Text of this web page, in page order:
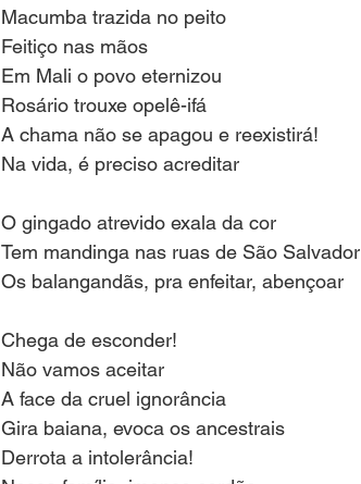
Macumba trazida no peito
Feitiço nas mãos
Em Mali o povo eternizou
Rosário trouxe opelê-ifá
A chama não se apagou e reexistirá!
Na vida, é preciso acreditar
O gingado atrevido exala da cor
Tem mandinga nas ruas de São Salvador
Os balangandãs, pra enfeitar, abençoar
Chega de esconder!
Não vamos aceitar
A face da cruel ignorância
Gira baiana, evoca os ancestrais
Derrota a intolerância!